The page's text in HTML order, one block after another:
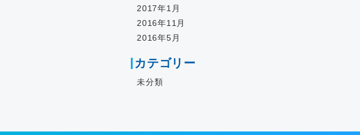
2017年1月
2016年11月
2016年5月
カテゴリー
未分類